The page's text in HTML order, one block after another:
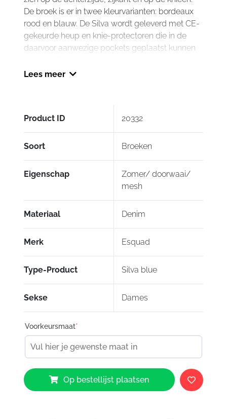
De broek is er in twee kleurvarianten: bordeaux
rood en blauw. De Silva wordt geleverd met CE-
gekeurde heup en knie-protectoren die in de
daarvoor aanwezige pockets geplaatst kunnen
verschillende hoogtes in de broek geplaats
Alleen nog in maat: 28/34, 30/34, 32/34
Lees meer
Product ID 20332
Soort Broeken
Eigenschap
Zomer/ doorwaai/
mesh
Materiaal Denim
Merk Esquad
Type-Product Silva blue
Sekse Dames
Voorkeursmaat*
Esquad
Silva
blue
Op bestellijst plaatsen